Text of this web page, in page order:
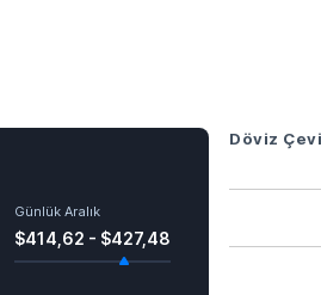
Günlük Aralık
$414,62 - $427,48
Döviz